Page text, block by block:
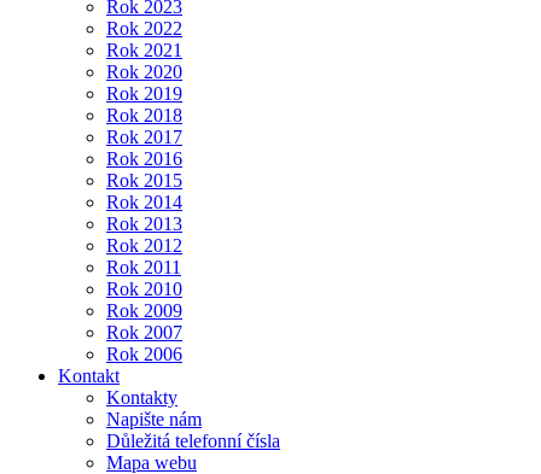
Rok 2023
Rok 2022
Rok 2021
Rok 2020
Rok 2019
Rok 2018
Rok 2017
Rok 2016
Rok 2015
Rok 2014
Rok 2013
Rok 2012
Rok 2011
Rok 2010
Rok 2009
Rok 2007
Rok 2006
Kontakt
Kontakty
Napište nám
Důležitá telefonní čísla
Mapa webu